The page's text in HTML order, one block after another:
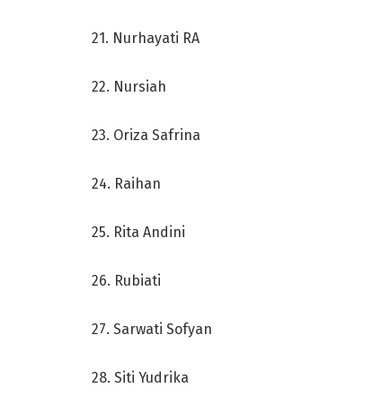
21. Nurhayati RA
22. Nursiah
23. Oriza Safrina
24. Raihan
25. Rita Andini
26. Rubiati
27. Sarwati Sofyan
28. Siti Yudrika